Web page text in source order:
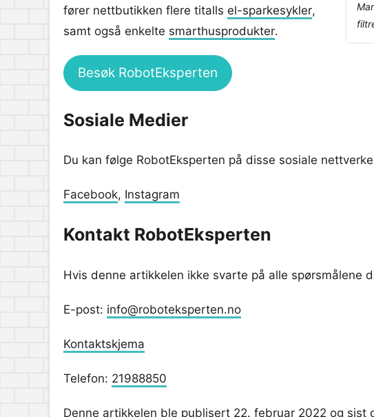
fører nettbutikken flere titalls el-sparkesykler,
samt også enkelte smarthusprodukter.
Besøk RobotEksperten
Sosiale Medier
Du kan følge RobotEksperten på disse sosiale
Facebook, Instagram
Kontakt RobotEksperten
Hvis denne artikkelen ikke svarte på alle spørsmålene
E-post: info@roboteksperten.no
Kontaktskjema
Telefon: 21988850
Denne artikkelen ble publisert 22. februar 2022 og sist